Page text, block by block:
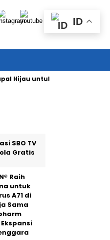
untuk Bangkitkan Maritim
SBO TV
Gratis
Raih
untuk
A71 di
Sama
ID